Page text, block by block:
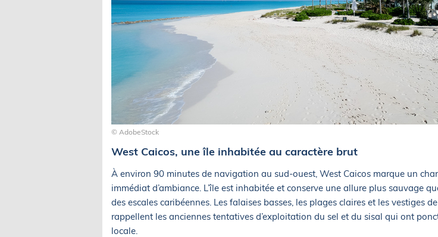
© AdobeStock
West Caicos, une île inhabitée au caractère brut
À environ 90 minutes de navigation au sud-ouest, West Caicos marque un
immédiat d’ambiance. L’île est inhabitée et conserve une allure plus sauvage
des escales caribéennes. Les falaises basses, les plages claires et les vestiges
rappellent les anciennes tentatives d’exploitation du sel et du sisal qui ont
locale.